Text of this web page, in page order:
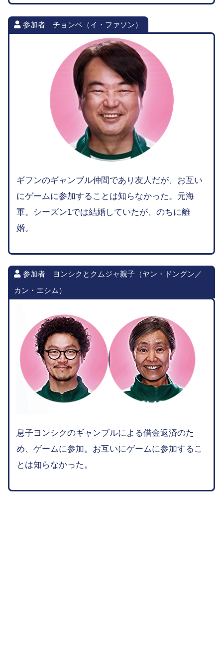
参加者 チョンベ（イ・ファソン）
ギフンのギャンブル仲間であり友人だが、お互い
にゲームに参加することは知らなかった。元海
軍。シーズン1では結婚していたが、のちに離
婚。
参加者 ヨンシクとクムジャ親子（ヤン・ドングン／
カン・エシム）
息子ヨンシクのギャンブルによる借金返済のた
め、ゲームに参加。お互いにゲームに参加するこ
とは知らなかった。